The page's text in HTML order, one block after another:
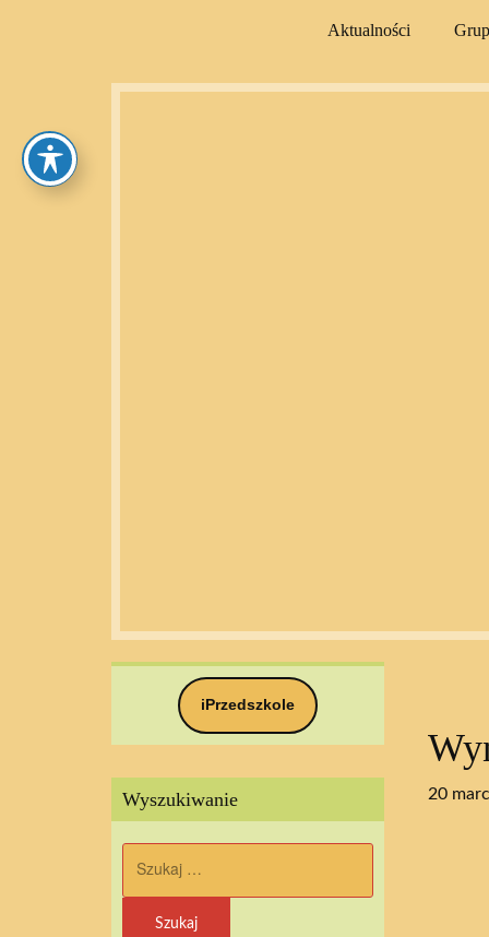
Aktualności
iPrzedszkole
Wyszukiwanie 20